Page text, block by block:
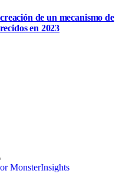
de un mecanismo de
en 2023